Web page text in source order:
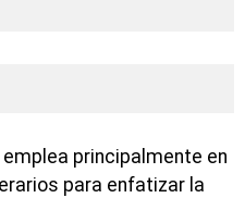
principalmente en
para enfatizar la